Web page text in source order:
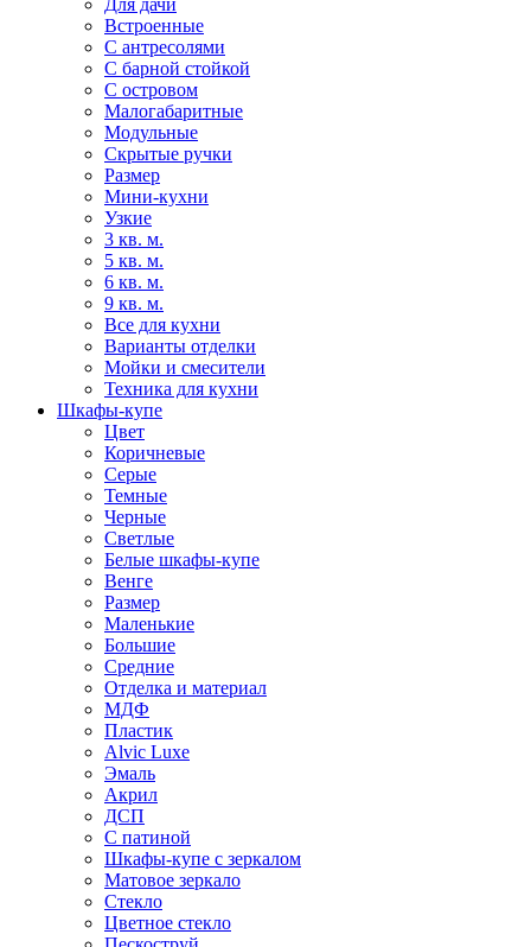
Для дачи
Встроенные
С антресолями
С барной стойкой
С островом
Малогабаритные
Модульные
Скрытые ручки
Размер
Мини-кухни
Узкие
3 кв. м.
5 кв. м.
6 кв. м.
9 кв. м.
Все для кухни
Варианты отделки
Мойки и смесители
Техника для кухни
Шкафы-купе
Цвет
Коричневые
Серые
Темные
Черные
Светлые
Белые шкафы-купе
Венге
Размер
Маленькие
Большие
Средние
Отделка и материал
МДФ
Пластик
Alvic Luxe
Эмаль
Акрил
ДСП
С патиной
Шкафы-купе с зеркалом
Матовое зеркало
Стекло
Цветное стекло